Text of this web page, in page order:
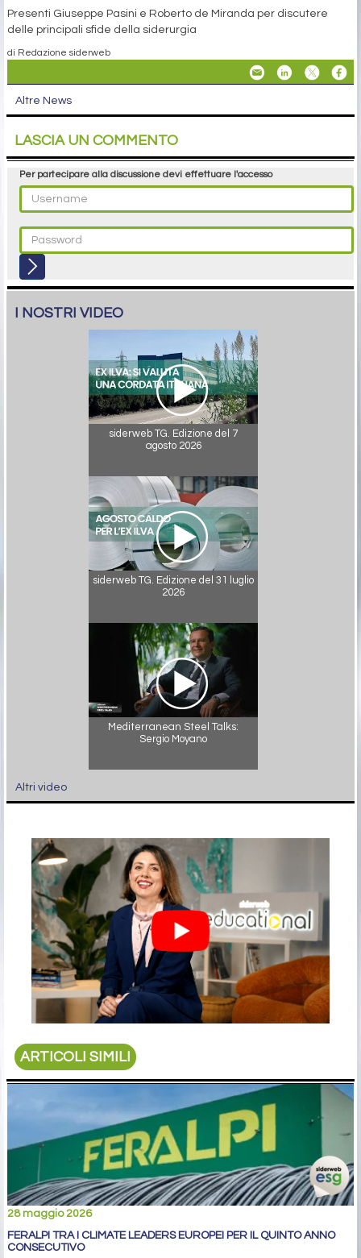
Presenti Giuseppe Pasini e Roberto de Miranda per discutere
delle principali sfide della siderurgia
di Redazione siderweb
Altre News
LASCIA UN COMMENTO
Per partecipare alla discussione devi effettuare l'accesso
I NOSTRI VIDEO
siderweb TG. Edizione del 7
agosto 2026
siderweb TG. Edizione del 31 luglio
2026
Mediterranean Steel Talks:
Sergio Moyano
Altri video
ARTICOLI SIMILI
28 maggio 2026
FERALPI TRA I CLIMATE LEADERS EUROPEI PER IL QUINTO ANNO
CONSECUTIVO